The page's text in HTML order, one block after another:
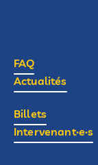
FAQ
Actualités
Billets
Intervenant·e·s